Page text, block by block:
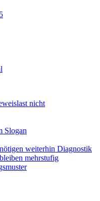
nicht
Slogan
weiterhin Diagnostik
mehrstufig